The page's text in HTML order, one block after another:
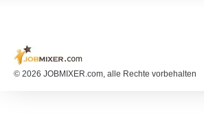
© 2026 JOBMIXER.com, alle Rechte vorbehalten